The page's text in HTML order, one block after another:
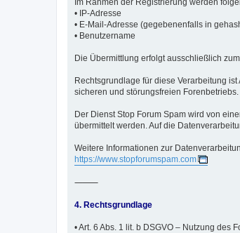
Im Rahmen der Registrierung werden
• IP-Adresse
• E-Mail-Adresse (gegebenenfalls in
• Benutzername
Die Übermittlung erfolgt ausschließlich
Rechtsgrundlage für diese Verarbeitung
sicheren und störungsfreien Forenbetriebs.
Der Dienst Stop Forum Spam wird von
übermittelt werden. Auf die
Weitere Informationen zur
https://www.stopforumspam.com
⸻
4. Rechtsgrundlage
• Art. 6 Abs. 1 lit. b DSGVO – Nutzung des